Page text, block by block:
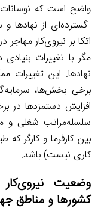
واضح است که نوسانات
گسترده‌ای از
اتکا بر نیروی‌کار
مگر با تغییرات
نهادها. این
برخی بخش‌ها،
افزایش دستمزدها در
سلسله‌مراتب شغلی و
بین کارفرما و کارگر که
کاری نیست) باشد.
وضعیت
کشورها و مناطق